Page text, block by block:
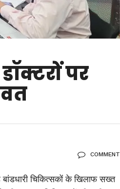
पर
COMMENT
चिकित्सकों के खिलाफ सख्त